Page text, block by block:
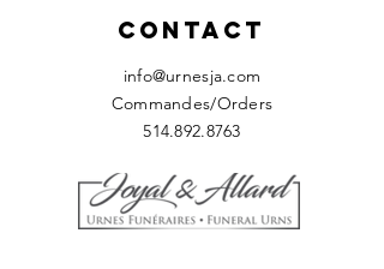
Contact
info@urnesja.com
Commandes/Orders
514.892.8763